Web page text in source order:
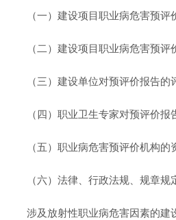
（一）建设项目职业病危害预评
（二）建设项目职业病危害预评
（三）建设单位对预评价报告的
（四）职业卫生专家对预评价报
（五）职业病危害预评价机构的
（六）法律、行政法规、规章规
涉及放射性职业病危害因素的建